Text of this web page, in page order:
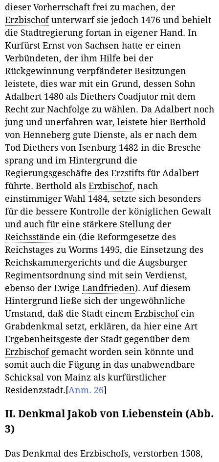
dieser Vorherrschaft frei zu machen, der
Erzbischofunterwarf sie jedoch 1476 und behielt
die Stadtregierung fortan in eigener Hand. In
Kurfürst Ernst von Sachsen hatte er einen
Verbündeten, der ihm Hilfe bei der
Rückgewinnung verpfändeter Besitzungen
leistete, dies war mit ein Grund, dessen Sohn
Adalbert 1480 als Diethers Coadjutor mit dem
Recht zur Nachfolge zu wählen. Da Adalbert noch
jung und unerfahren war, leistete hier Berthold
von Henneberg gute Dienste, als er nach dem
Tod Diethers von Isenburg 1482 in die Bresche
sprang und im Hintergrund die
Regierungsgeschäfte des Erzstifts für Adalbert
führte. Berthold als Erzbischof, nach
einstimmiger Wahl 1484, setzte sich besonders
für die bessere Kontrolle der königlichen Gewalt
und auch für eine stärkere Stellung der
Reichsstände ein (die Reformgesetze des
Reichstages zu Worms 1495, die Einsetzung des
Reichskammergerichts und die Augsburger
Regimentsordnung sind mit sein Verdienst,
ebenso der Ewige Landfrieden). Auf diesem
Hintergrund ließe sich der ungewöhnliche
Umstand, daß die Stadt einem Erzbischofein
Grabdenkmal setzt, erklären, da hier eine Art
Ergebenheitsgeste der Stadt gegenüber dem
Erzbischofgemacht worden sein könnte und
somit auch die Fügung in das unabwendbare
Schicksal von Mainz als kurfürstlicher
Residenzstadt. [Anm. 26]
II. Denkmal Jakob von Liebenstein (Abb.
3)
Das Denkmal des Erzbischofs, verstorben 1508,